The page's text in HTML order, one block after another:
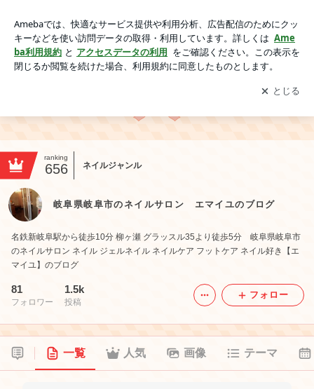
アプリをダウンロードして ブログの更新通知
を受け取りまし
ょう。
開く
ranking
656 ネイルジャンル
岐阜県岐阜市のネイルサロン エマイユのブログ
名鉄新岐阜駅から徒歩10分 柳ヶ瀬 グラッスル35より徒歩5分 岐阜県岐阜市
のネイルサロン ネイル ジェルネイル ネイルケア フットケア ネイル好き【エ
マイユ】のブログ
81
フォロワー
1.5k
投稿
フォロー
一覧 人気 画像 テーマ